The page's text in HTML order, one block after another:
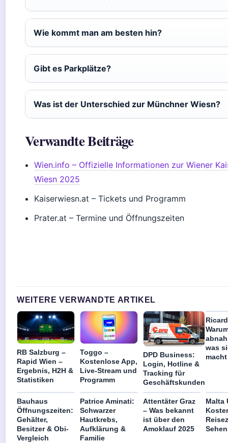
Wie kommt man am besten hin?
Gibt es Parkplätze?
Was ist der Unterschied zur Münchner Wiesn?
Verwandte Beiträge
Wien.info – Offizielle Informationen zur Wiener
Wiesn 2025
Kaiserwiesn.at – Tickets und Programm
Prater.at – Termine und Öffnungszeiten
WEITERE VERWANDTE ARTIKEL
RB Salzburg –
Rapid Wien –
Ergebnis, H2H &
Statistiken
Toggo –
Kostenlose App,
Live-Stream und
Programm
DPD Business:
Login, Hotline &
Tracking für
Geschäftskunden
was
macht
Bauhaus
Öffnungszeiten:
Gehälter,
Besitzer & Obi-
Vergleich
Patrice Aminati:
Schwarzer
Hautkrebs,
Aufklärung &
Familie
Attentäter Graz
– Was bekannt
ist über den
Amoklauf 2025
Malta